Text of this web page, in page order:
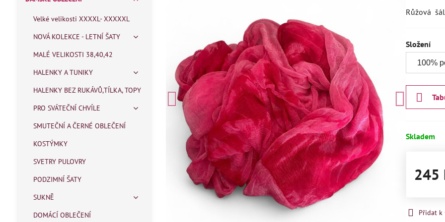
Růžová
Složení
Skladem
245
Přidat k
Velké velikosti XXXXL- XXXXXL
NOVÁ KOLEKCE - LETNÍ ŠATY
MALÉ VELIKOSTI 38,40,42
HALENKY A TUNIKY
HALENKY BEZ RUKÁVŮ,TÍLKA, TOPY
PRO SVÁTEČNÍ CHVÍLE
SMUTEČNÍ A ČERNÉ OBLEČENÍ
KOSTÝMKY
SVETRY PULOVRY
PODZIMNÍ ŠATY
SUKNĚ
DOMÁCÍ OBLEČENÍ